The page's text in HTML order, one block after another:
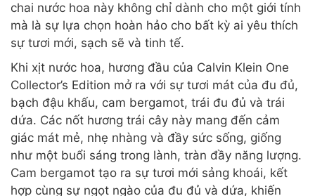
chai nước hoa này không chỉ dành cho một giới tính
mà là sự lựa chọn hoàn hảo cho bất kỳ ai yêu thích
sự tươi mới, sạch sẽ và tinh tế.
Khi xịt nước hoa, hương đầu của Calvin Klein One
Collector’s Edition mở ra với sự tươi mát của đu đủ,
bạch đậu khấu, cam bergamot, trái đu đủ và trái
dứa. Các nốt hương trái cây này mang đến cảm
giác mát mẻ, nhẹ nhàng và đầy sức sống, giống
như một buổi sáng trong lành, tràn đầy năng lượng.
Cam bergamot tạo ra sự tươi mới sảng khoái, kết
hợp cùng sự ngọt ngào của đu đủ và dứa, khiến